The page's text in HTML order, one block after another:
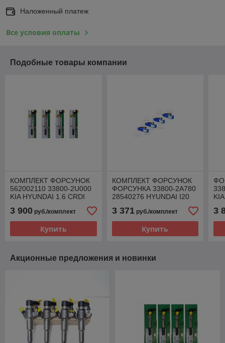
Наложенный платеж
Все условия оплаты
Подобные товары компании
КОМПЛЕКТ ФОРСУНОК
562002110 33800-2U000
KIA HYUNDAI 1.6 CRDI
3 900 руб./комплект
Купить
КОМПЛЕКТ ФОРСУНОК
ФОРСУНКА 33800-2A780
28540276 HYUNDAI I20
3 371руб./комплект
Купить
3
Акционные предложения и новинки